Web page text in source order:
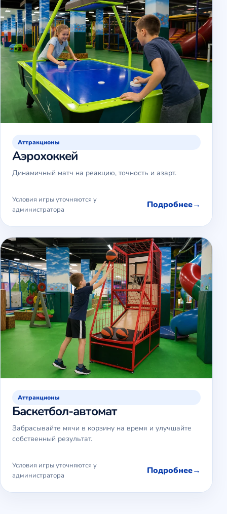
Аттракционы
Аэрохоккей
Динамичный матч на реакцию, точность и азарт.
Условия игры уточняются у
администратора
Подробнее
Аттракционы
Баскетбол-автомат
Забрасывайте мячи в корзину на время и улучшайте
собственный результат.
Условия игры уточняются у
администратора
Подробнее